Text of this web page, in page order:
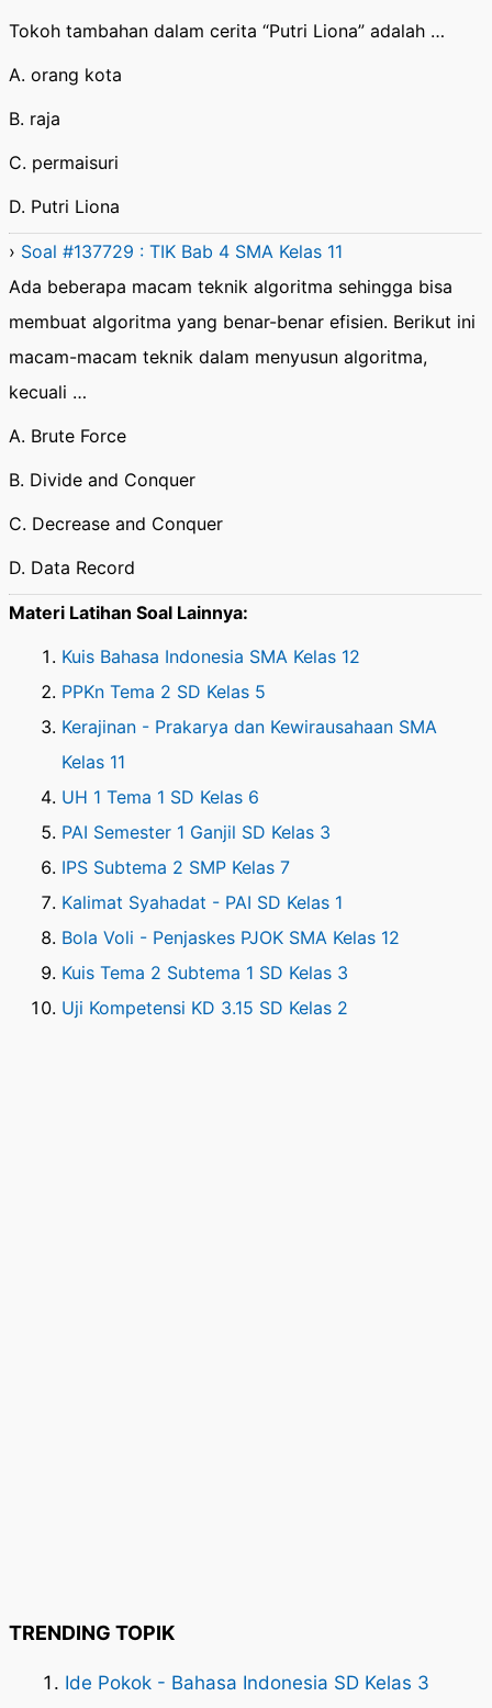
Tokoh tambahan dalam cerita “Putri Liona” adalah …
A. orang kota
B. raja
C. permaisuri
D. Putri Liona
› Soal #137729 : TIK Bab 4 SMA Kelas 11
Ada beberapa macam teknik algoritma sehingga bisa
membuat algoritma yang benar-benar efisien. Berikut ini
macam-macam teknik dalam menyusun algoritma,
kecuali …
A. Brute Force
B. Divide and Conquer
C. Decrease and Conquer
D. Data Record
Materi Latihan Soal Lainnya:
Kuis Bahasa Indonesia SMA Kelas 12
PPKn Tema 2 SD Kelas 5
Kerajinan - Prakarya dan Kewirausahaan SMA
Kelas 11
UH 1 Tema 1 SD Kelas 6
PAI Semester 1 Ganjil SD Kelas 3
IPS Subtema 2 SMP Kelas 7
Kalimat Syahadat - PAI SD Kelas 1
Bola Voli - Penjaskes PJOK SMA Kelas 12
Kuis Tema 2 Subtema 1 SD Kelas 3
Uji Kompetensi KD 3.15 SD Kelas 2
TRENDING TOPIK
Ide Pokok - Bahasa Indonesia SD Kelas 3